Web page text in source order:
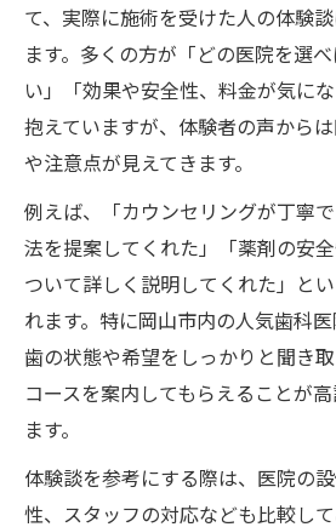
て、実際に施術を受けた人の体験
ます。多くの方が「どの医院を選
い」「効果や安全性、料金が気に
抱えていますが、体験者の声から
や注意点が見えてきます。
例えば、「カウンセリングが丁寧
法を提案してくれた」「薬剤の安
ついて詳しく説明してくれた」と
れます。特に岡山市内の人気歯科
歯の状態や希望をしっかりと聞き
コースを案内してもらえることが
ます。
体験談を参考にする際は、医院の
性、スタッフの対応なども比較し